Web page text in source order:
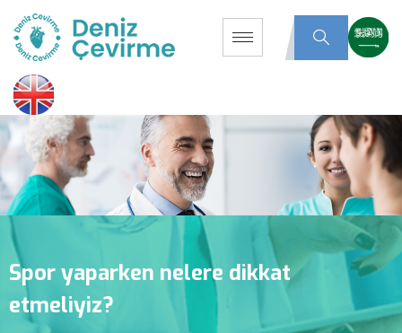
Spor yaparken nelere dikkat
etmeliyiz?